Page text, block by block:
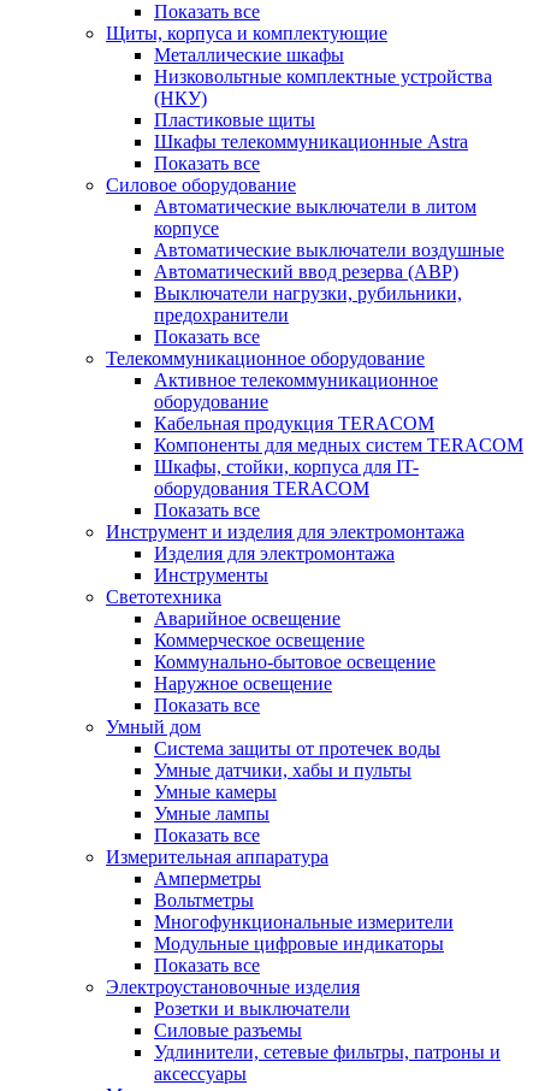
Показать все
Щиты, корпуса и комплектующие
Металлические шкафы
Низковольтные комплектные устройства
(НКУ)
Пластиковые щиты
Шкафы телекоммуникационные Astra
Показать все
Силовое оборудование
Автоматические выключатели в литом
корпусе
Автоматические выключатели воздушные
Автоматический ввод резерва (АВР)
Выключатели нагрузки, рубильники,
предохранители
Показать все
Телекоммуникационное оборудование
Активное телекоммуникационное
оборудование
Кабельная продукция TERACOM
Компоненты для медных систем TERACOM
Шкафы, стойки, корпуса для IT-
оборудования TERACOM
Показать все
Инструмент и изделия для электромонтажа
Изделия для электромонтажа
Инструменты
Светотехника
Аварийное освещение
Коммерческое освещение
Коммунально-бытовое освещение
Наружное освещение
Показать все
Умный дом
Система защиты от протечек воды
Умные датчики, хабы и пульты
Умные камеры
Умные лампы
Показать все
Измерительная аппаратура
Амперметры
Вольтметры
Многофункциональные измерители
Модульные цифровые индикаторы
Показать все
Электроустановочные изделия
Розетки и выключатели
Силовые разъемы
Удлинители, сетевые фильтры, патроны и
аксессуары